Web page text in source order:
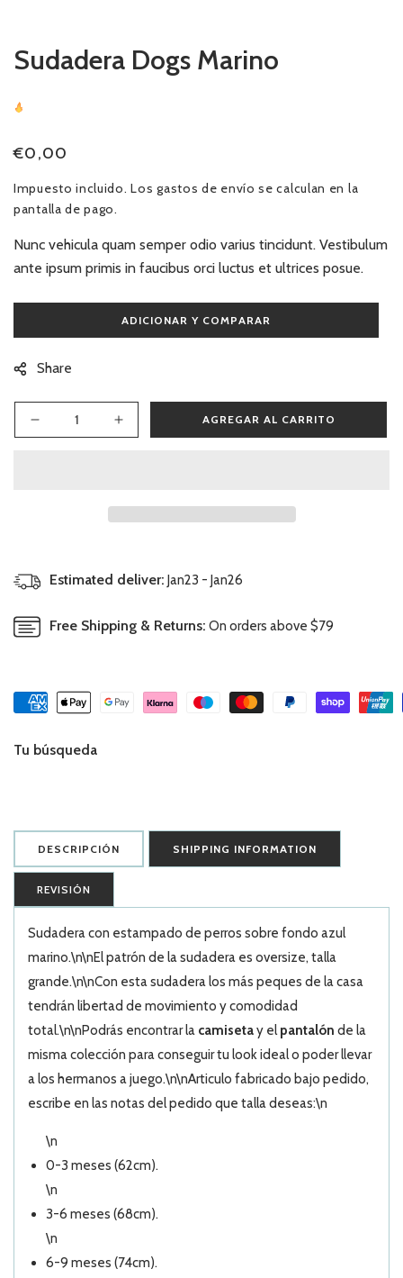
Sudadera Dogs Marino
Precio
€0,00
Impuesto incluido. Losgastos de envío se calculan en la
pantalla de pago.
Nunc vehicula quam semper odio varius tincidunt. Vestibulum
ante ipsum primis in faucibus orci luctus et ultrices posue.
Share
Reducir
Aumentar
Dogs
Marino
AGREGAR AL CARRITO
Estimated deliver: Jan23 - Jan26
Free Shipping & Returns: On orders above $79
Tu búsqueda
DESCRIPCIÓN SHIPPING INFORMATION
REVISIÓN
Sudadera con estampado de perros sobre fondo azul
marino.\n\nEl patrón de la sudadera es oversize, talla
grande.\n\nCon esta sudadera los más peques de la casa
tendrán libertad de movimiento y comodidad
total.\n\nPodrás encontrar la camisetay elpantalón de la
misma colección para conseguir tu look ideal o poder llevar
a los hermanos a juego.\n\nArticulo fabricado bajo pedido,
escribe en las notas del pedido que talla deseas:\n
\n
0-3 meses (62cm).
\n
3-6 meses (68cm).
\n
6-9 meses (74cm).